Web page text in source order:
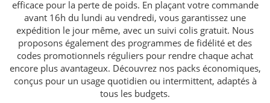
efficace pour la perte de poids. En plaçant votre commande
avant 16h du lundi au vendredi, vous garantissez une
expédition le jour même, avec un suivi colis gratuit. Nous
proposons également des programmes de fidélité et des
codes promotionnels réguliers pour rendre chaque achat
encore plus avantageux. Découvrez nos packs économiques,
conçus pour un usage quotidien ou intermittent, adaptés à
tous les budgets.